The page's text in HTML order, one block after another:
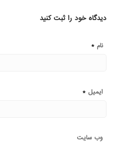
دیدگاه خود را ثبت کنید
نام *
ایمیل *
وب‌ سایت